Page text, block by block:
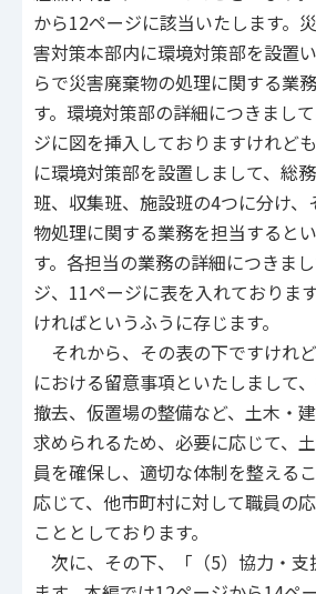
から12ページに該当いたします。
害対策本部内に環境対策部を設置
らで災害廃棄物の処理に関する業
す。環境対策部の詳細につきまし
ジに図を挿入しておりますけれど
に環境対策部を設置しまして、総
班、収集班、施設班の4つに分け
物処理に関する業務を担当すると
す。各担当の業務の詳細につきま
ジ、11ページに表を入れておりま
ければというふうに存じます。
それから、その表の下ですけれ
における留意事項といたしまして
撤去、仮置場の整備など、土木・
求められるため、必要に応じて、
員を確保し、適切な体制を整える
応じて、他市町村に対して職員の
こととしております。
次に、その下、「（5）協力・支